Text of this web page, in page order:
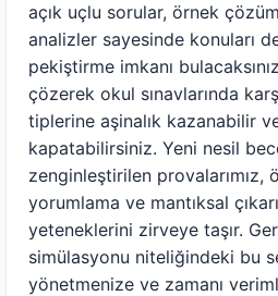
açık uçlu sorular, örnek
analizler sayesinde konuları
pekiştirme imkanı
çözerek okul sınavlarında
tiplerine aşinalık kazanabilir
kapatabilirsiniz. Yeni nesil
zenginleştirilen provalarımız,
yorumlama ve mantıksal
yeteneklerini zirveye taşır.
simülasyonu niteliğindeki bu
yönetmenize ve zamanı